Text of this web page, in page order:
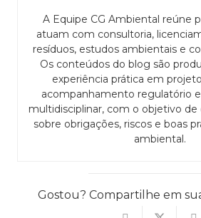
A Equipe CG Ambiental reúne
atuam com consultoria,
resíduos, estudos ambientais e
Os conteúdos do blog são
experiência prática em
acompanhamento regulatório
multidisciplinar, com o objetivo
sobre obrigações, riscos e boas
ambiental.
Gostou? Compartilhe em